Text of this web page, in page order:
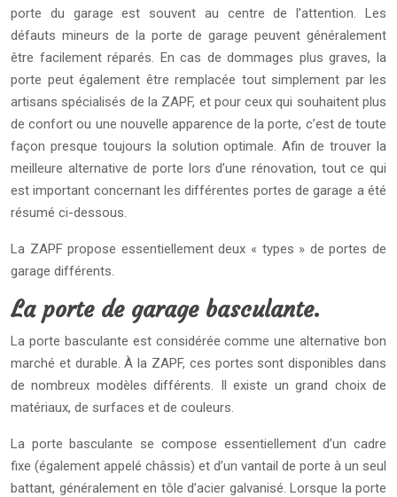
porte du garage est souvent au centre de l’attention. Les
défauts mineurs de la porte de garage peuvent généralement
être facilement réparés. En cas de dommages plus graves, la
porte peut également être remplacée tout simplement par les
artisans spécialisés de la ZAPF, et pour ceux qui souhaitent plus
de confort ou une nouvelle apparence de la porte, c’est de toute
façon presque toujours la solution optimale. Afin de trouver la
meilleure alternative de porte lors d’une rénovation, tout ce qui
est important concernant les différentes portes de garage a été
résumé ci-dessous.
La ZAPF propose essentiellement deux « types » de portes de
garage différents.
La porte de garage basculante.
La porte basculante est considérée comme une alternative bon
marché et durable. À la ZAPF, ces portes sont disponibles dans
de nombreux modèles différents. Il existe un grand choix de
matériaux, de surfaces et de couleurs.
La porte basculante se compose essentiellement d’un cadre
fixe (également appelé châssis) et d’un vantail de porte à un seul
battant, généralement en tôle d’acier galvanisé. Lorsque la porte